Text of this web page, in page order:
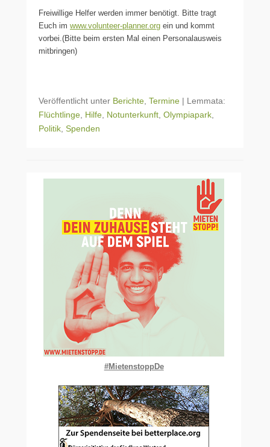
Freiwillige Helfer werden immer benötigt. Bitte tragt
Euch im www.volunteer-planner.org ein und kommt
vorbei.(Bitte beim ersten Mal einen Personalausweis
mitbringen)
Veröffentlicht unter Berichte Termine | Lemmata:
Flüchtlinge Hilfe Notunterkunft Olympiapark
Politik Spenden
#MietenstoppDe